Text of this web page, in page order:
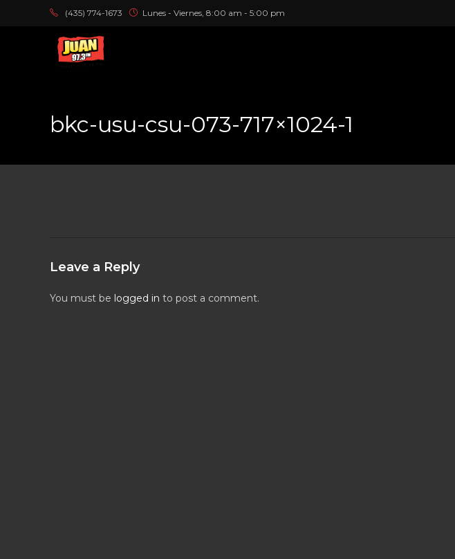
(435) 774-1673 Lunes - Viernes, 8:00 am - 5:00 pm
bkc-usu-csu-073-717×1024-1
Leave a Reply
You must be logged in to post a comment.